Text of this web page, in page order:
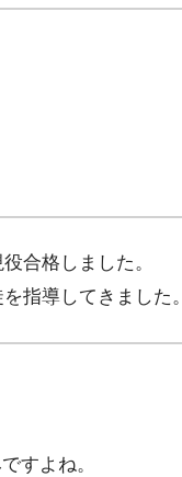
合格しました。
指導してきました。
すよね。